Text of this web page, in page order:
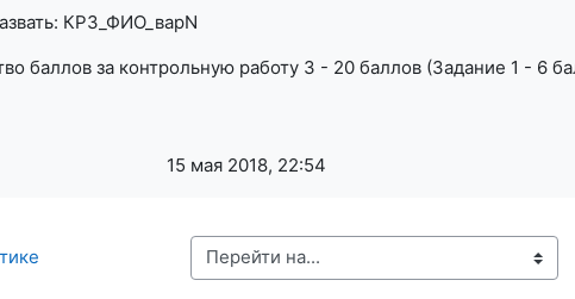
КР3_ФИО_варN
баллов за контрольную работу 3 - 20 баллов (Задание 1 - 6
15 мая 2018, 22:54
Перейти на...